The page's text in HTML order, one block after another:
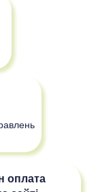
оплата